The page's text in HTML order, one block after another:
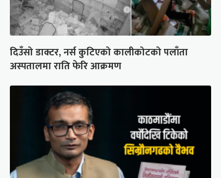
दिउँसो डाक्टर, नर्स कुटिएको कालीकोटको पलाँता
अस्पतालमा राति फेरि आक्रमण